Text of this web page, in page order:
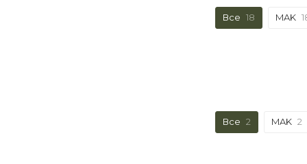
Все 18 MAK
Все 2 MAK 2